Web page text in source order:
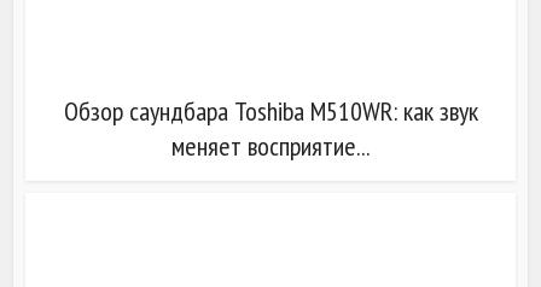
Обзор саундбара Toshiba M510WR: как звук
меняет восприятие...